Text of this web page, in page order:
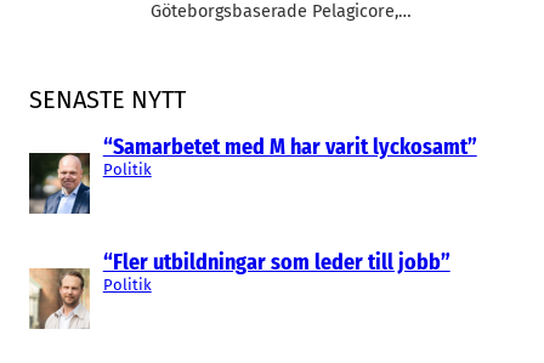
SENASTE NYTT
“Samarbetet med M har varit lyckosamt”
Politik
“Fler utbildningar som leder till jobb”
Politik
Göteborgsbaserade Pelagicore,…